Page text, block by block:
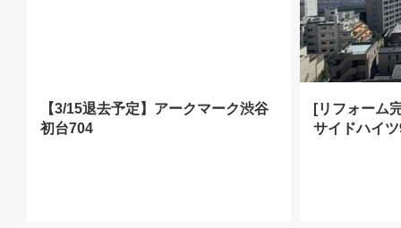
【3/15退去予定】アークマーク渋谷
初台704
[リフォーム
サイドハイ